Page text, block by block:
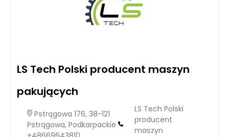
LS Tech Polski producent maszyn
pakujących
Pstrągowa 176, 38-121
Pstrągowa, Podkarpackie
LS Tech Polski
producent
maszyn